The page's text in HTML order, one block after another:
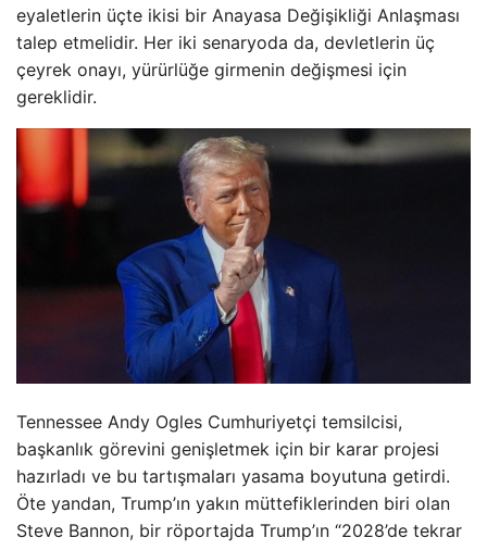
eyaletlerin üçte ikisi bir Anayasa Değişikliği Anlaşması
talep etmelidir. Her iki senaryoda da, devletlerin üç
çeyrek onayı, yürürlüğe girmenin değişmesi için
gereklidir.
Tennessee Andy Ogles Cumhuriyetçi temsilcisi,
başkanlık görevini genişletmek için bir karar projesi
hazırladı ve bu tartışmaları yasama boyutuna getirdi.
Öte yandan, Trump’ın yakın müttefiklerinden biri olan
Steve Bannon, bir röportajda Trump’ın “2028’de tekrar